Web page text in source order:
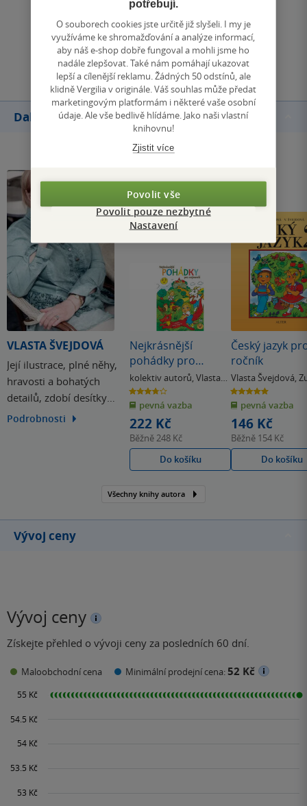
Zobrazit všechna hodnocení
Přidat hodnocení
Další knihy autora
VLASTA ŠVEJDOVÁ
Její ilustrace, plné něhy,
hravosti a bohatých
detailů, zdobí desítky
oblíbených dětských knih,
Podrobnosti
Nejkrásnější
pohádky pro
nejmenší
kolektiv autorů, Vlasta
Švejdová
3.8
z
5
hvězdiček
pevná vazba
222 Kč
Běžně248 Kč
Do košíku
Český jazyk
ročník
Vlasta Švejdová,
Nováková
5.0
z
5
hvězdiček
pevná vazba
146 Kč
Běžně 154 Kč
Do košíku
Všechny knihy autora
Vývoj ceny
Vývoj ceny
Získejte přehled o vývoji ceny za posledních 60 dní.
Maloobchodní cena Minimální prodejní cena:52 Kč
potřebují.
O souborech cookies jste určitě již slyšeli. I my je
využíváme ke shromažďování a analýze informací,
aby náš e-shop dobře fungoval a mohli jsme ho
nadále zlepšovat. Také nám pomáhají ukazovat
lepší a cílenější reklamu. Žádných 50 odstínů, ale
klidně Vergilia v originále. Váš souhlas může předat
marketingovým platformám i některé vaše osobní
údaje. Ale vše bedlivě hlídáme. Jako naši vlastní
knihovnu!
Zjistit více
Povolit vše
Povolit pouze nezbytné
Nastavení